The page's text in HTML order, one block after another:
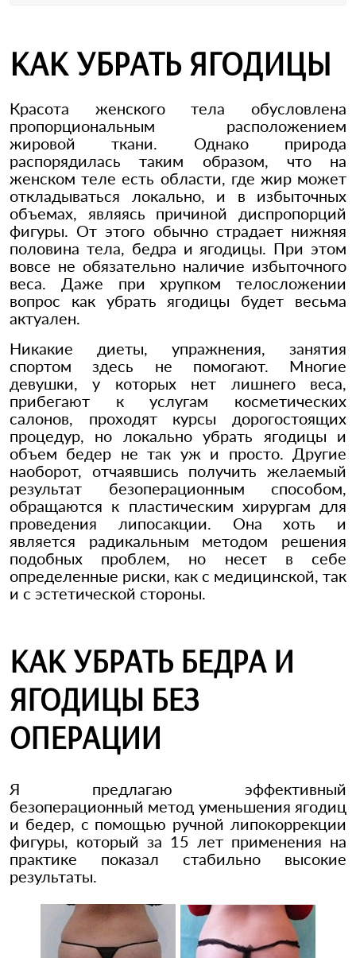
КАК УБРАТЬ ЯГОДИЦЫ
Красота женского тела обусловлена
пропорциональным расположением
жировой ткани. Однако природа
распорядилась таким образом, что на
женском теле есть области, где жир может
откладываться локально, и в избыточных
объемах, являясь причиной диспропорций
фигуры. От этого обычно страдает нижняя
половина тела, бедра и ягодицы. При этом
вовсе не обязательно наличие избыточного
веса. Даже при хрупком телосложении
вопрос как убрать ягодицы будет весьма
актуален.
Никакие диеты, упражнения, занятия
спортом здесь не помогают. Многие
девушки, у которых нет лишнего веса,
прибегают к услугам косметических
салонов, проходят курсы дорогостоящих
процедур, но локально убрать ягодицы и
объем бедер не так уж и просто. Другие
наоборот, отчаявшись получить желаемый
результат безоперационным способом,
обращаются к пластическим хирургам для
проведения липосакции. Она хоть и
является радикальным методом решения
подобных проблем, но несет в себе
определенные риски, как с медицинской, так
и с эстетической стороны.
КАК УБРАТЬ БЕДРА И
ЯГОДИЦЫ БЕЗ
ОПЕРАЦИИ
Я предлагаю эффективный
безоперационный метод уменьшения ягодиц
и бедер, с помощью ручной липокоррекции
фигуры, который за 15 лет применения на
практике показал стабильно высокие
результаты.